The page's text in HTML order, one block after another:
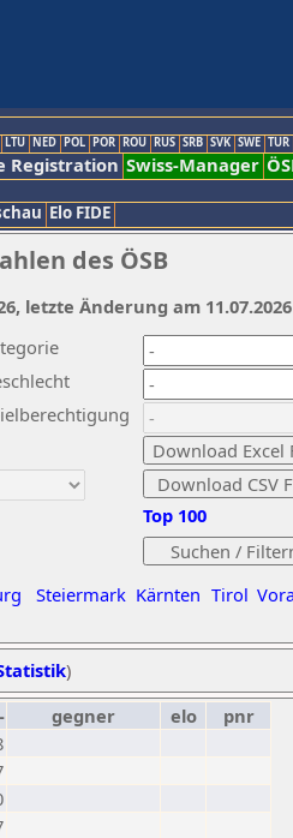
LTU NED POL POR ROU RUS SRB SVK SWE TUR
Registration Swiss-Manager
Elo FIDE
des ÖSB
Steiermark Kärnten Tirol
Top 100
letzte Änderung am
)
gegner elo
pnr